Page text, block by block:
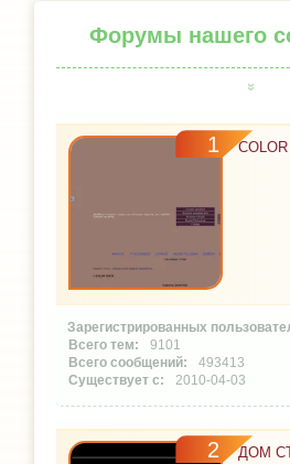
Форумы нашего
1
9101
493413
2010-04-03
2 ДОМ